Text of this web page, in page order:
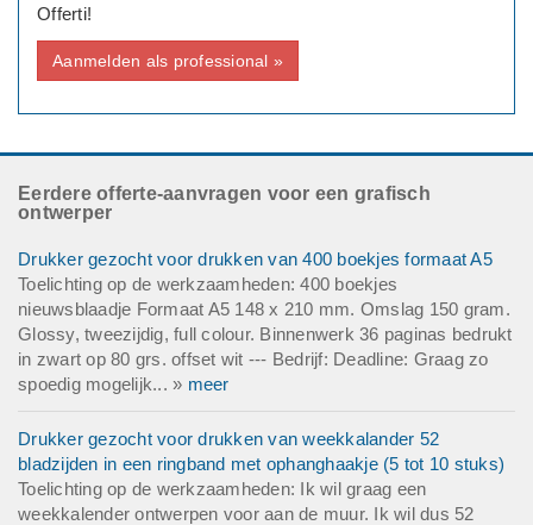
Offerti!
Aanmelden als professional »
Eerdere offerte-aanvragen voor een grafisch
ontwerper
Drukker gezocht voor drukken van 400 boekjes formaat A5
Toelichting op de werkzaamheden: 400 boekjes
nieuwsblaadje Formaat A5 148 x 210 mm. Omslag 150 gram.
Glossy, tweezijdig, full colour. Binnenwerk 36 paginas bedrukt
in zwart op 80 grs. offset wit --- Bedrijf: Deadline: Graag zo
spoedig mogelijk... » meer
Drukker gezocht voor drukken van weekkalander 52
bladzijden in een ringband met ophanghaakje (5 tot 10 stuks)
Toelichting op de werkzaamheden: Ik wil graag een
weekkalender ontwerpen voor aan de muur. Ik wil dus 52